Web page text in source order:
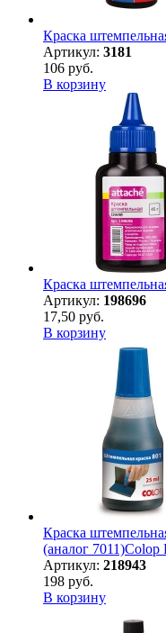
Краска
Артикул: 3181
106 руб.
В корзину
Краска
Артикул: 198696
17,50 руб.
В корзину
Краска
(аналог 7011)Colop
Артикул: 218943
198 руб.
В корзину